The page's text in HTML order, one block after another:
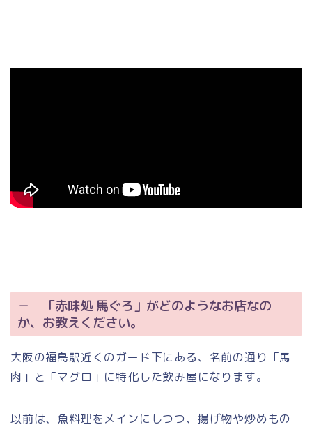
－ 「赤味処 馬ぐろ」がどのようなお店なの
か、お教えください。
大阪の福島駅近くのガード下にある、名前の通り「馬
肉」と「マグロ」に特化した飲み屋になります。
以前は、魚料理をメインにしつつ、揚げ物や炒めもの